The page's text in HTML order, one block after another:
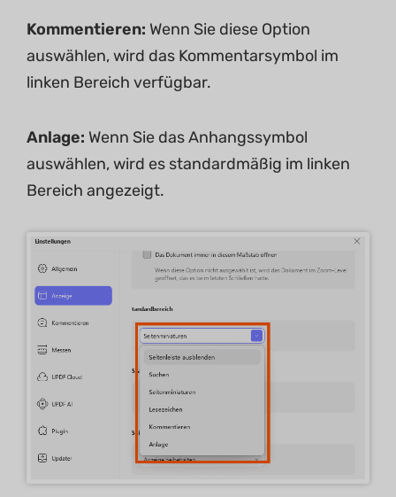
Kommentieren: Wenn Sie diese Option
auswählen, wird das Kommentarsymbol im
linken Bereich verfügbar.
Anlage: Wenn Sie das Anhangssymbol
auswählen, wird es standardmäßig im linken
Bereich angezeigt.